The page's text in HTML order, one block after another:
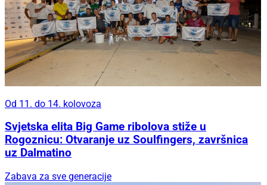
Od 11. do 14. kolovoza
Svjetska elita Big Game ribolova stiže u
Rogoznicu: Otvaranje uz Soulfingers, završnica
uz Dalmatino
Zabava za sve generacije